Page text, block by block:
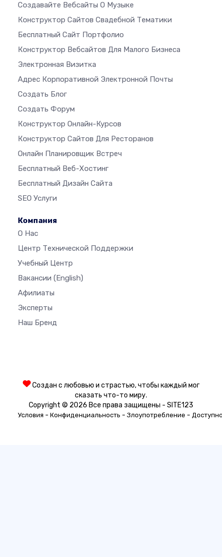
Создавайте Вебсайты О Музыке
Конструктор Сайтов Свадебной Тематики
Бесплатный Сайт Портфолио
Конструктор Вебсайтов Для Малого Бизнеса
Электронная Визитка
Адрес Корпоративной Электронной Почты
Создать Блог
Создать Форум
Конструктор Онлайн-Курсов
Конструктор Сайтов Для Ресторанов
Онлайн Планировщик Встреч
Бесплатный Веб-Хостинг
Бесплатный Дизайн Сайта
SEO Услуги
Компания
О Нас
Центр Технической Поддержки
Учебный Центр
Вакансии (English)
Афилиаты
Эксперты
Наш Бренд
Создан с любовью и страстью, чтобы каждый мог
сказать что-то миру.
Copyright © 2026 Все права защищены - SITE123
Условия - Конфиденциальность - Злоупотребление -